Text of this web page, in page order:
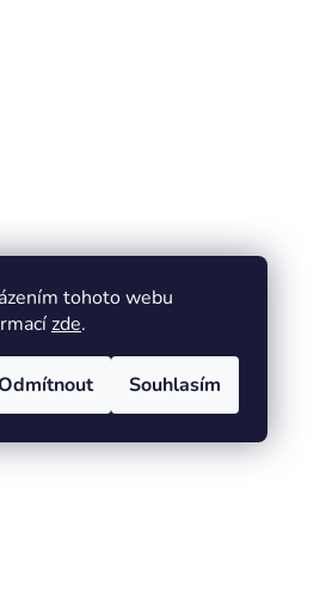
tohoto webu
zde.
Souhlasím